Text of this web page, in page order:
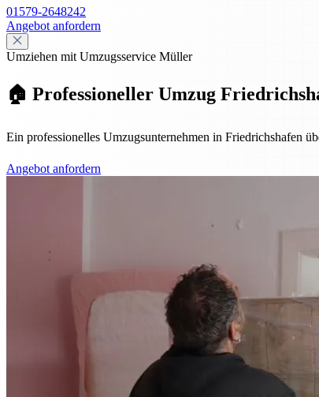
01579-2648242
Angebot anfordern
Umziehen mit Umzugsservice Müller
🏠 Professioneller Umzug
Ein professionelles Umzugsunternehmen in Friedrichshafen
Angebot anfordern